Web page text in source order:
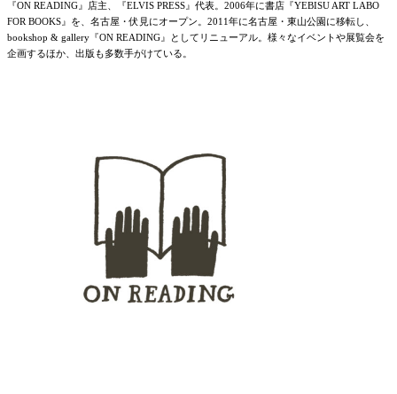
『ON READING』店主、『ELVIS PRESS』代表。2006年に書店『YEBISU ART LABO
FOR BOOKS』を、名古屋・伏見にオープン。2011年に名古屋・東山公園に移転し、
bookshop & gallery『ON READING』としてリニューアル。様々なイベントや展覧会を
企画するほか、出版も多数手がけている。